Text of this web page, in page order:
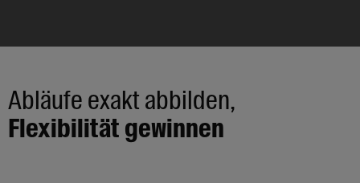
Abläufe exakt abbilden,
Flexibilität gewinnen